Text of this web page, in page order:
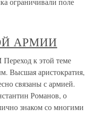
АРМИИ
к этой теме
Высшая аристократия,
связаны с армией.
Романов, о
знаком со многими